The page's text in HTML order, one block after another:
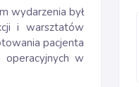
wydarzenia był
i warsztatów
pacjenta
operacyjnych w